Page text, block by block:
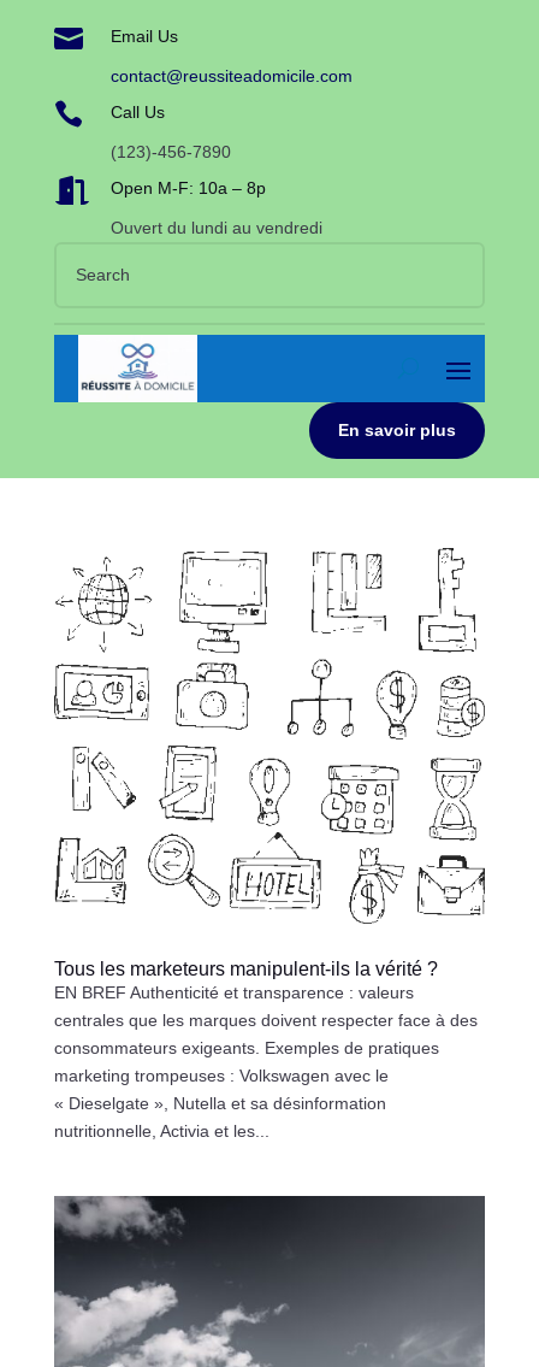
 Email Us
contact@reussiteadomicile.com
 Call Us
(123)-456-7890
 Open M-F: 10a – 8p
Ouvert du lundi au vendredi
En savoir plus
Tous les marketeurs manipulent-ils la vérité ?
EN BREF Authenticité et transparence : valeurs
centrales que les marques doivent respecter face à des
consommateurs exigeants. Exemples de pratiques
marketing trompeuses : Volkswagen avec le
« Dieselgate », Nutella et sa désinformation
nutritionnelle, Activia et les...